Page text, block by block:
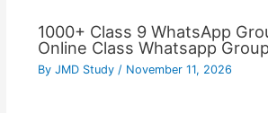
1000+ Class 9 WhatsApp
Online Class Whatsapp
By JMD Study / November 11, 2026